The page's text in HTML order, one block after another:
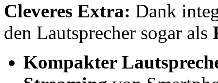
Cleveres Extra: Dank
den Lautsprecher sogar als
Kompakter